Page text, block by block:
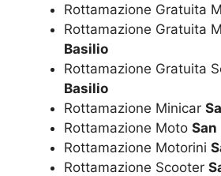
Rottamazione Gratuita
Rottamazione Gratuita
Basilio
Rottamazione Gratuita
Basilio
Rottamazione Minicar
Rottamazione Moto San
Rottamazione Motorini
Rottamazione Scooter